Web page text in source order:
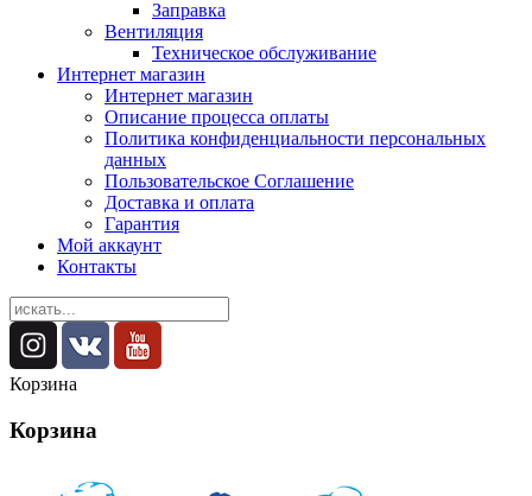
Заправка
Вентиляция
Техническое обслуживание
Интернет магазин
Интернет магазин
Описание процесса оплаты
Политика конфиденциальности персональных
данных
Пользовательское Соглашение
Доставка и оплата
Гарантия
Мой аккаунт
Контакты
Корзина
Корзина